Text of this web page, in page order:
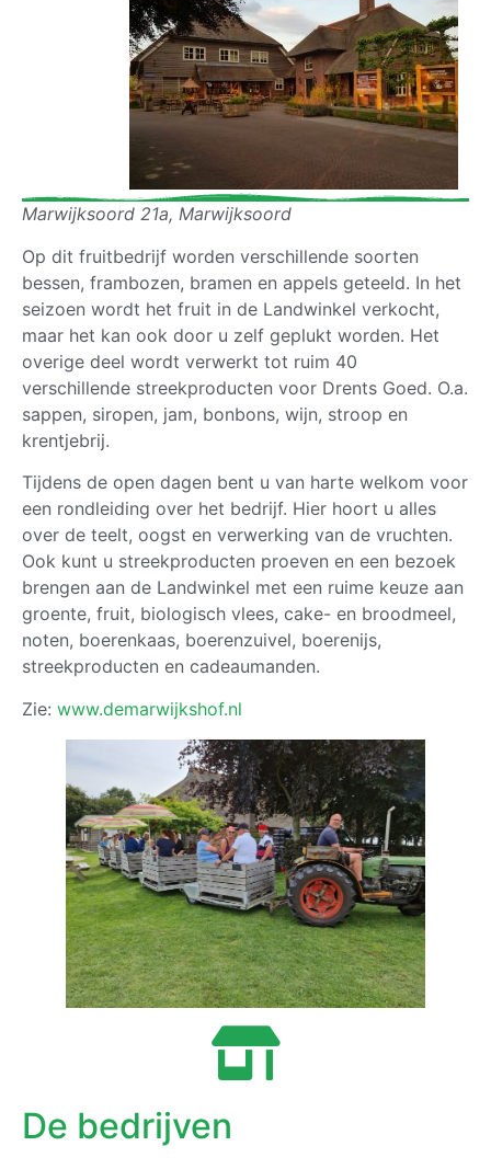
Marwijksoord 21a, Marwijksoord
Op dit fruitbedrijf worden verschillende soorten
bessen, frambozen, bramen en appels geteeld. In het
seizoen wordt het fruit in de Landwinkel verkocht,
maar het kan ook door u zelf geplukt worden. Het
overige deel wordt verwerkt tot ruim 40
verschillende streekproducten voor Drents Goed. O.a.
sappen, siropen, jam, bonbons, wijn, stroop en
krentjebrij.
Tijdens de open dagen bent u van harte welkom voor
een rondleiding over het bedrijf. Hier hoort u alles
over de teelt, oogst en verwerking van de vruchten.
Ook kunt u streekproducten proeven en een bezoek
brengen aan de Landwinkel met een ruime keuze aan
groente, fruit, biologisch vlees, cake- en broodmeel,
noten, boerenkaas, boerenzuivel, boerenijs,
streekproducten en cadeaumanden.
Zie: www.demarwijkshof.nl
De bedrijven